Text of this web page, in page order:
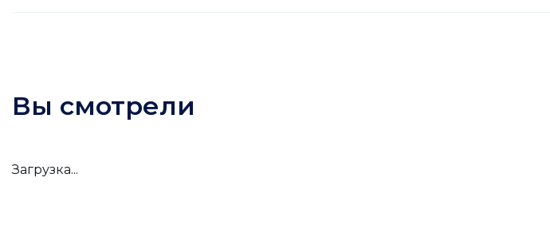
Вы смотрели
Загрузка...